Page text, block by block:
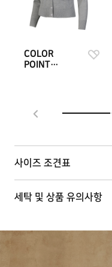
COLOR
POINT
사이즈 조견표
세탁 및 상품 유의사항